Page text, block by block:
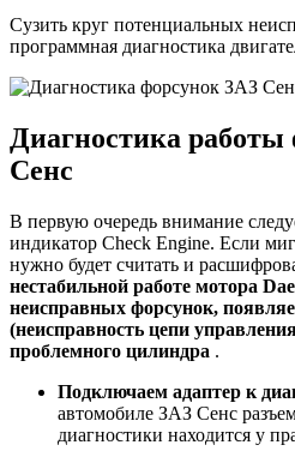
Сузить круг потенциальных
программная диагностика
Диагностика
Сенс
В первую очередь внимание
индикатор Check Engine. Если
нужно будет считать и
нестабильной работе мотора
неисправных форсунок,
(неисправность цепи
проблемного цилиндра .
Подключаем адаптер к
автомобиле ЗАЗ Сенс
диагностики находится у